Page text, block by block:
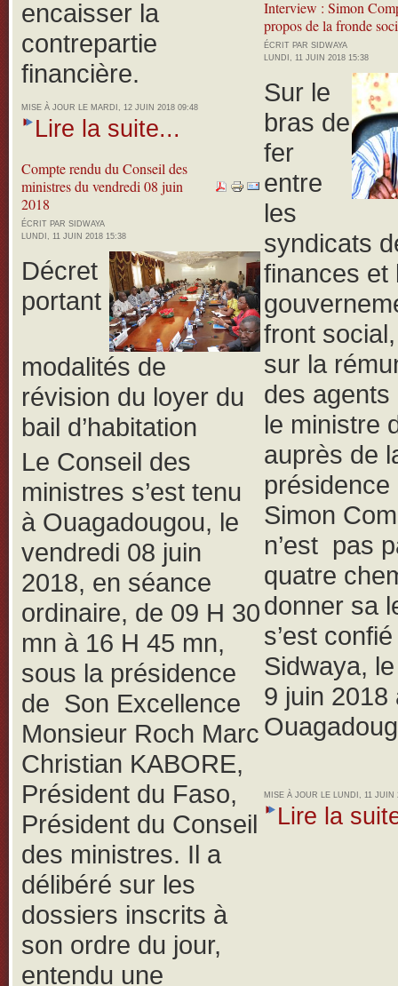
encaisser la
contrepartie
financière.
MISE À JOUR LE MARDI, 12 JUIN 2018 09:48
Lire la suite...
Compte rendu du Conseil des
ministres du vendredi 08 juin
2018
ÉCRIT PAR SIDWAYA
LUNDI, 11 JUIN 2018 15:38
Décret
portant
modalités de
révision du loyer du
bail d’habitation
Le Conseil des
ministres s’est tenu
à Ouagadougou, le
vendredi 08 juin
2018, en séance
ordinaire, de 09 H 30
mn à 16 H 45 mn,
sous la présidence
de Son Excellence
Monsieur Roch Marc
Christian KABORE,
Président du Faso,
Président du Conseil
des ministres. Il a
délibéré sur les
dossiers inscrits à
son ordre du jour,
entendu une
Interview : Simon
propos de la fronde
ÉCRIT PAR SIDWAYA
LUNDI, 11 JUIN 2018 15:38
Sur le
bras de
fer
entre
les
syndicats
finances et
front
sur la
des agents
le ministre
auprès de
Simon
n’est pas
quatre
donner sa
s’est
Sidwaya,
9 juin 2018
MISE À JOUR LE LUNDI, 11 JUIN
Lire la